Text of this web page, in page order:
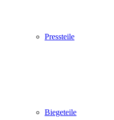
Pressteile
Biegeteile